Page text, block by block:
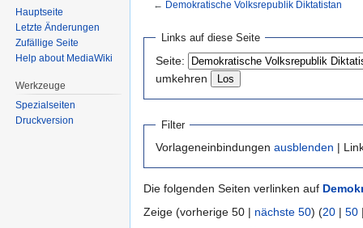
← Demokratische Volksrepublik Diktatistan
Navigation
springen
springen
Links auf diese Seite
Seite:
umkehren
Filter
Vorlageneinbindungen ausblenden |
Die folgenden Seiten verlinken auf
Zeige (vorherige 50 | nächste 50) (20 | 50
Hauptseite
Letzte Änderungen
Zufällige Seite
Help about MediaWiki
Werkzeuge
Spezialseiten
Druckversion